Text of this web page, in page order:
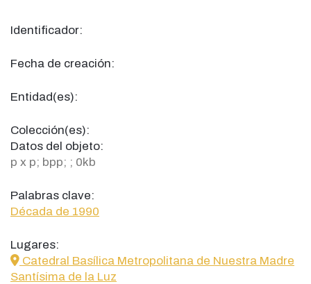
Identificador:
Fecha de creación:
Entidad(es):
Colección(es):
Datos del objeto:
p x p; bpp; ; 0kb
Palabras clave:
Década de 1990
Lugares:
icon
Catedral Basílica Metropolitana de Nuestra Madre
Santísima de la Luz